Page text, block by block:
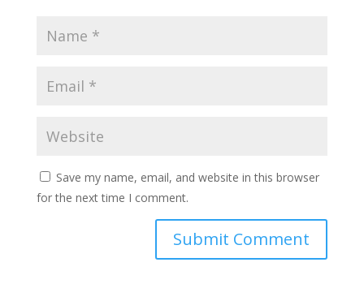
Save my name, email, and website in this browser
for the next time I comment.